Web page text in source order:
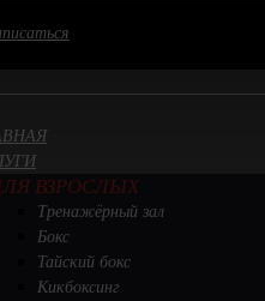
ВЗРОСЛЫХ
Тренажёрный зал
Бокс
Тайский бокс
Кикбоксинг